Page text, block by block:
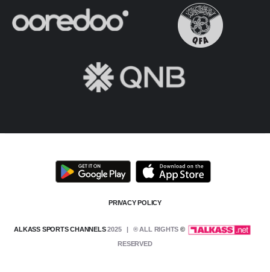
PRIVACY POLICY
© ALKASS SPORTS CHANNELS
2025 | ® ALL RIGHTS
RESERVED